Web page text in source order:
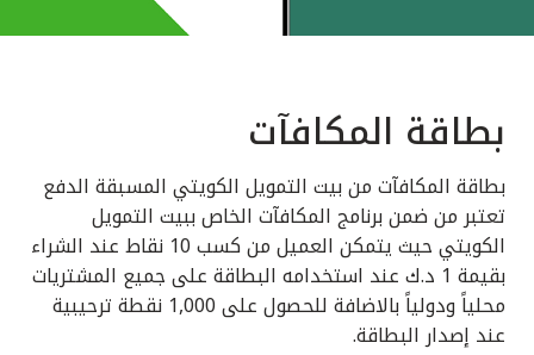
بطاقة المكافآت
بطاقة المكافآت من بيت التمويل الكويتي المسبقة الدفع
تعتبر من ضمن برنامج المكافآت الخاص ببيت التمويل
الكويتي حيث يتمكن العميل من كسب 10 نقاط عند الشراء
بقيمة 1 د.ك عند استخدامه البطاقة على جميع المشتريات
محلياً ودولياً بالاضافة للحصول على 1,000 نقطة ترحيبية
عند إصدار البطاقة.